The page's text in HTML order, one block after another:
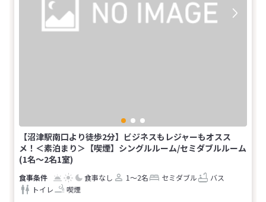
【沼津駅南口より徒歩2分】ビジネスもレジャーもオスス
メ！＜素泊まり＞【喫煙】シングルルーム/セミダブルルーム
(1名～2名1室)
食事なし 1～2名 セミダブル
バス
トイレ
喫煙